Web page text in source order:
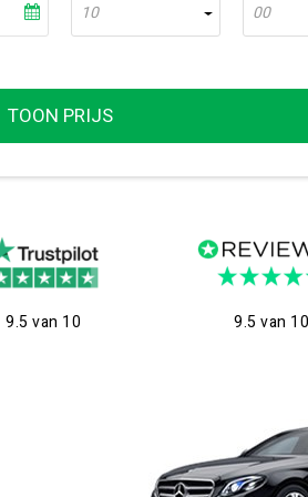
10 00
TOON PRIJS
9.5 van 10 9.5 van